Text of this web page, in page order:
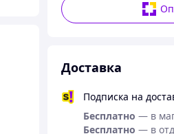
Доставка
Подписка на
Бесплатно — в
Бесплатно — в